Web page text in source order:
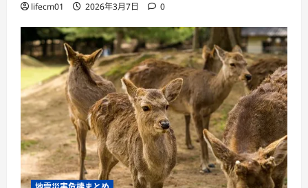
lifecm01 2026年3月7日 0